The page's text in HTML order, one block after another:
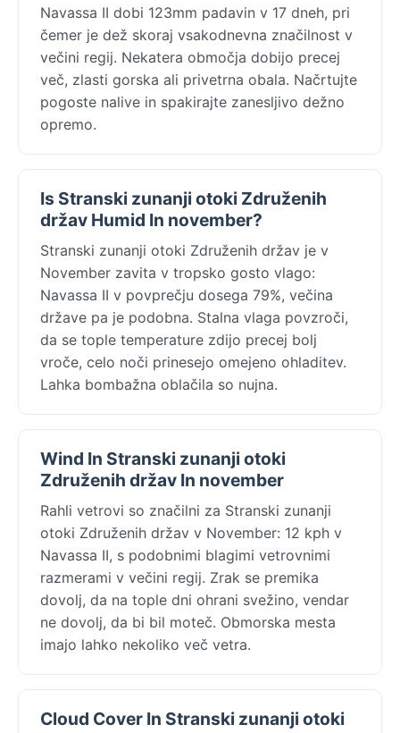
Navassa II dobi 123mm padavin v 17 dneh, pri
čemer je dež skoraj vsakodnevna značilnost v
večini regij. Nekatera območja dobijo precej
več, zlasti gorska ali privetrna obala. Načrtujte
pogoste nalive in spakirajte zanesljivo dežno
opremo.
Is Stranski zunanji otoki Združenih
držav Humid In november?
Stranski zunanji otoki Združenih držav je v
November zavita v tropsko gosto vlago:
Navassa II v povprečju dosega 79%, večina
države pa je podobna. Stalna vlaga povzroči,
da se tople temperature zdijo precej bolj
vroče, celo noči prinesejo omejeno ohladitev.
Lahka bombažna oblačila so nujna.
Wind In Stranski zunanji otoki
Združenih držav In november
Rahli vetrovi so značilni za Stranski zunanji
otoki Združenih držav v November: 12 kph v
Navassa II, s podobnimi blagimi vetrovnimi
razmerami v večini regij. Zrak se premika
dovolj, da na tople dni ohrani svežino, vendar
ne dovolj, da bi bil moteč. Obmorska mesta
imajo lahko nekoliko več vetra.
Cloud Cover In Stranski zunanji otoki